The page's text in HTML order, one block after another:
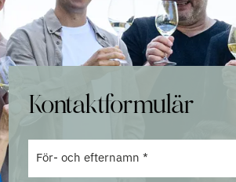
Kontaktformulär
För- och efternamn *